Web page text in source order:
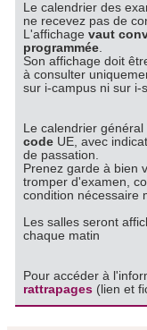
Le calendrier des
ne recevez pas de
L'affichagevaut
programmée.
Son affichage doit
à consulter
sur i-campus ni sur i-
Le calendrier
code UE, avec
de passation.
Prenez garde à bien
tromper d'examen,
condition nécessaire
Les salles seront
chaque matin
Pour accéder à
rattrapages (lien et